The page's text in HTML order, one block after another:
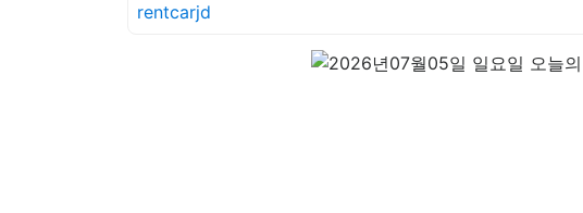
rentcarjd